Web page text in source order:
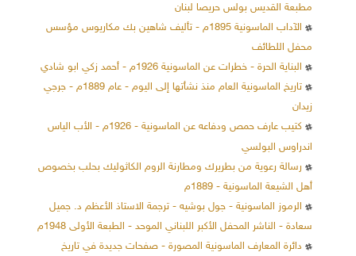
مطبعة القديس بولس حريصا لبنان
الآداب الماسونية 1895م - تأليف شاهين بك مكاريوس مؤسس
محفل اللطائف
البناية الحرة - خطرات عن الماسونية 1926م - أحمد زكي ابو شادي
تاريخ الماسونية العام منذ نشأتها إلى اليوم - عام 1889م - جرجي
زيدان
كتيب عارف حمص ودفاعه عن الماسونية - 1926م - الأب الياس
اندراوس البولسي
رسالة رعوية من بطريرك ومطارنة الروم الكاثوليك بحلب بخصوص
أهل الشيعة الماسونية - 1889م
الرموز الماسونية - جول بوشيه - ترجمة الاستاذ الأعظم د. جميل
سعادة - الناشر المحفل الأكبر اللبناني الموحد - الطبعة الأولى 1948م
دائرة المعارف الماسونية المصورة - صفحات جديدة في تاريخ